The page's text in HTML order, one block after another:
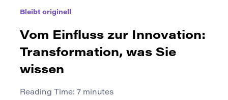
Community-Design-Lösung können Mühe und
Kreativität zeigen, aber das tiefere Lernen wird
oft in […]
Bleibt originell
Vom Einfluss zur Innovation:
Transformation, was Sie
wissen
Reading Time: 7 minutes